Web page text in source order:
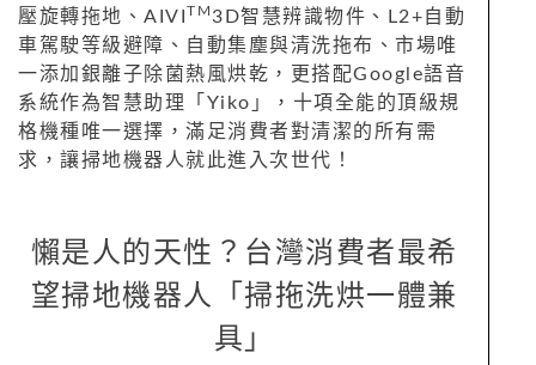
壓旋轉拖地、AIVI TM3D智慧辨識物件、L2+自動
車駕駛等級避障、自動集塵與清洗拖布、市場唯
一添加銀離子除菌熱風烘乾，更搭配Google語音
系統作為智慧助理「Yiko」，十項全能的頂級規
格機種唯一選擇，滿足消費者對清潔的所有需
求，讓掃地機器人就此進入次世代！
懶是人的天性？台灣消費者最希
望掃地機器人「掃拖洗烘一體兼
具」